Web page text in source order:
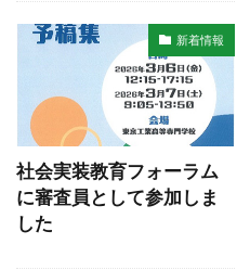
新着情報
社会実装教育フォーラム
に審査員として参加しま
した